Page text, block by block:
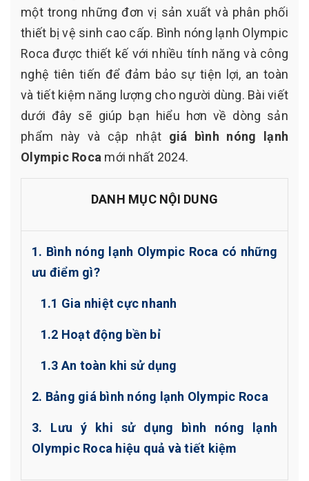
một trong những đơn vị sản xuất và phân phối
thiết bị vệ sinh cao cấp. Bình nóng lạnh Olympic
Roca được thiết kế với nhiều tính năng và công
nghệ tiên tiến để đảm bảo sự tiện lợi, an toàn
và tiết kiệm năng lượng cho người dùng. Bài viết
dưới đây sẽ giúp bạn hiểu hơn về dòng sản
phẩm này và cập nhật giá bình nóng lạnh
Olympic Roca mới nhất 2024.
DANH MỤC NỘI DUNG
1. Bình nóng lạnh Olympic Roca có những
ưu điểm gì?
1.1 Gia nhiệt cực nhanh
1.2 Hoạt động bền bỉ
1.3 An toàn khi sử dụng
2. Bảng giá bình nóng lạnh Olympic Roca
3. Lưu ý khi sử dụng bình nóng lạnh
Olympic Roca hiệu quả và tiết kiệm